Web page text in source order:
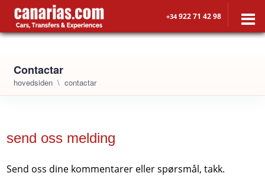
+34922 71 42 98
Contactar
hovedsiden contactar
send oss melding
Send oss dine kommentarer eller spørsmål, takk.